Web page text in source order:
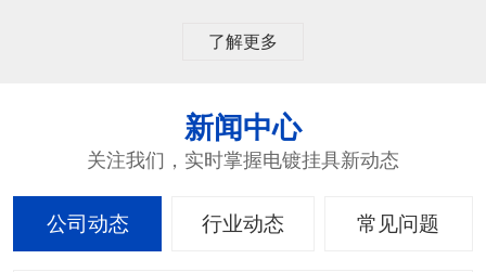
了解更多
新闻中心
关注我们，实时掌握电镀挂具新动态
公司动态 行业动态 常见问题